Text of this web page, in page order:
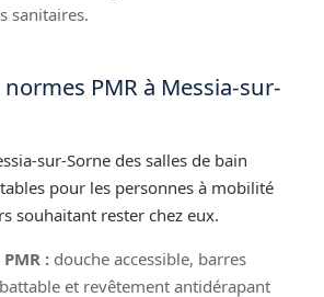
sanitaires.
PMR à Messia-sur-
sur-Sorne des salles de bain
pour les personnes à mobilité
souhaitant rester chez eux.
: douche accessible, barres
et revêtement antidérapant